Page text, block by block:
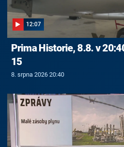
12:07
Prima Historie, 8.8. v
15
8. srpna 2026 20:40